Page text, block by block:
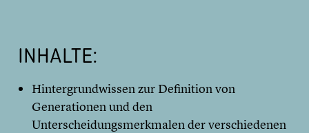
INHALTE:
Hintergrundwissen zur Definition von
Generationen und den
Unterscheidungsmerkmalen der verschiedenen